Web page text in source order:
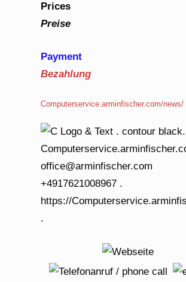
Prices
Preise
Payment
Bezahlung
Computerservice.arminfischer.com/news/